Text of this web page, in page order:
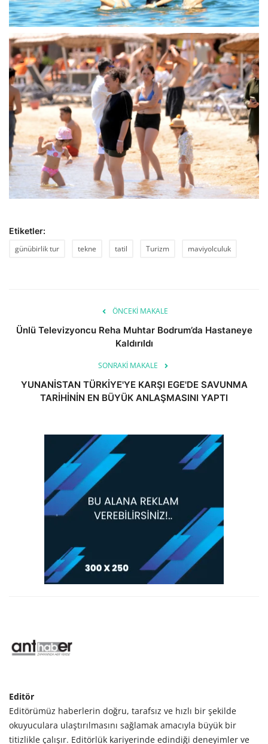
Etiketler:
günübirlik tur
tekne tatil Turizm maviyolculuk
ÖNCEKI MAKALE
Ünlü Televizyoncu Reha Muhtar Bodrum’da Hastaneye
Kaldırıldı
SONRAKI MAKALE
YUNANİSTAN TÜRKİYE'YE KARŞI EGE'DE SAVUNMA
TARİHİNİN EN BÜYÜK ANLAŞMASINI YAPTI
Editör
Editörümüz haberlerin doğru, tarafsız ve hızlı bir şekilde
okuyuculara ulaştırılmasını sağlamak amacıyla büyük bir
titizlikle çalışır. Editörlük kariyerinde edindiği deneyimler ve